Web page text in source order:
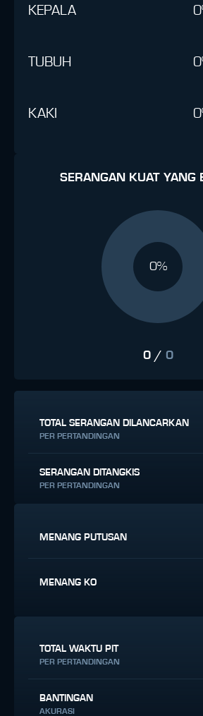
KEPALA
TUBUH
KAKI
SERANGAN KUAT YANG
0%
0/ 0
TOTAL SERANGAN DILANCARKAN
PER PERTANDINGAN
SERANGAN DITANGKIS
PER PERTANDINGAN
MENANG PUTUSAN
MENANG KO
TOTAL WAKTU PIT
PER PERTANDINGAN
BANTINGAN
AKURASI